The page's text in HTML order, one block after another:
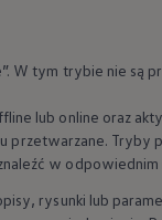
tym trybie nie są
lub online oraz
przetwarzane.
w odpowiednim
rysunki lub